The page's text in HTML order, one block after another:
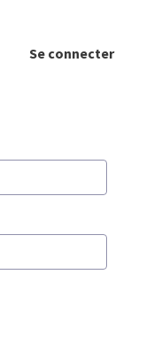
Se connecter